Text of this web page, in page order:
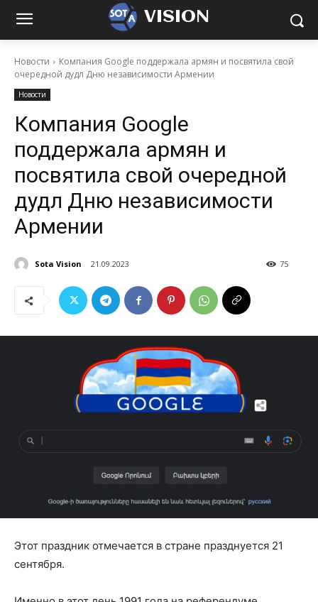
VISION
Новости
Компания Google поддержала армян и посвятила свой
очередной дудл Дню независимости Армении
Новости
Компания Google
поддержала армян и
посвятила свой очередной
дудл Дню независимости
Армении
Sota Vision 21.09.2023 75
Этот праздник отмечается в стране празднуется 21
сентября.